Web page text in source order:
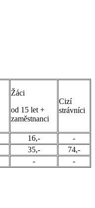
Žáci
od 15 let +
zaměstnanci
Cizí
strávníci
16,-
-
35,-
74,-
- -